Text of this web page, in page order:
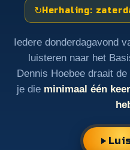
↻ Herhaling:
Iedere donderdagavond
luisteren naar het
Dennis Hoebee draait
je die minimaal één